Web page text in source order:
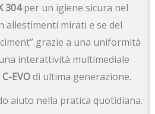
304per un igiene sicura nel
allestimenti mirati e se del
grazie a una uniformità
interattività multimediale
EVOdi ultima generazione.
aiuto nella pratica quotidiana.